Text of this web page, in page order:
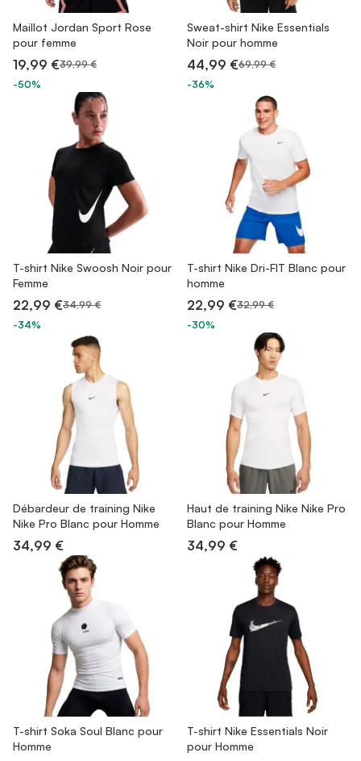
Maillot Jordan Sport Rose
pour femme
19,99 €39,99 €
-50%
Sweat-shirt Nike Essentials
Noir pour homme
44,99 €69,99 €
-36%
T-shirt Nike Swoosh Noir pour
Femme
22,99 €34,99 €
-34%
T-shirt Nike Dri-FIT Blanc pour
homme
22,99 €32,99 €
-30%
Débardeur de training Nike
Nike Pro Blanc pour Homme
34,99 €
Haut de training Nike Nike Pro
Blanc pour Homme
34,99 €
T-shirt Soka Soul Blanc pour
Homme
T-shirt Nike Essentials Noir
pour Homme